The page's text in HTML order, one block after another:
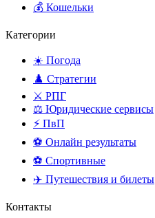
💰 Кошельки
Категории
☀️ Погода
♟️ Стратегии
⚔️ РПГ
⚖️ Юридические сервисы
⚡ ПвП
⚽ Онлайн результаты
⚽ Спортивные
✈️ Путешествия и билеты
Контакты